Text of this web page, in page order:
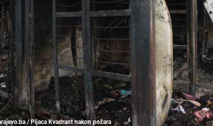
/ Pijaca Kvadrant nakon požara